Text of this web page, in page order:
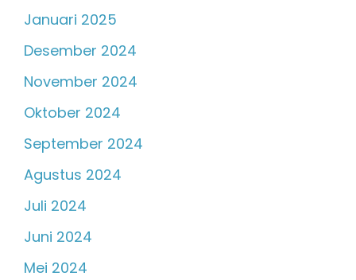
Januari 2025
Desember 2024
November 2024
Oktober 2024
September 2024
Agustus 2024
Juli 2024
Juni 2024
Mei 2024